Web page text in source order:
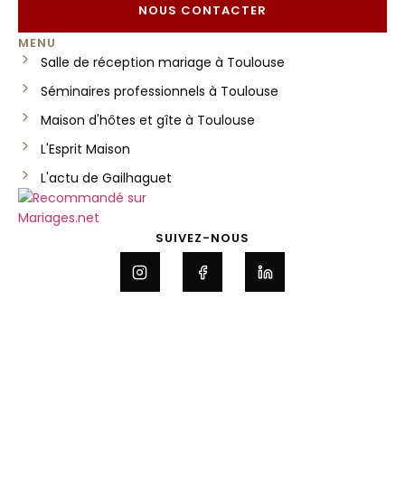
NOUS CONTACTER
MENU
Salle de réception mariage à Toulouse
Séminaires professionnels à Toulouse
Maison d'hôtes et gîte à Toulouse
L'Esprit Maison
L'actu de Gailhaguet
SUIVEZ-NOUS